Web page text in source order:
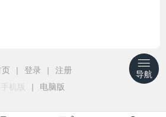
页 | 登录 |
注册
手机版
| 电脑版
导航